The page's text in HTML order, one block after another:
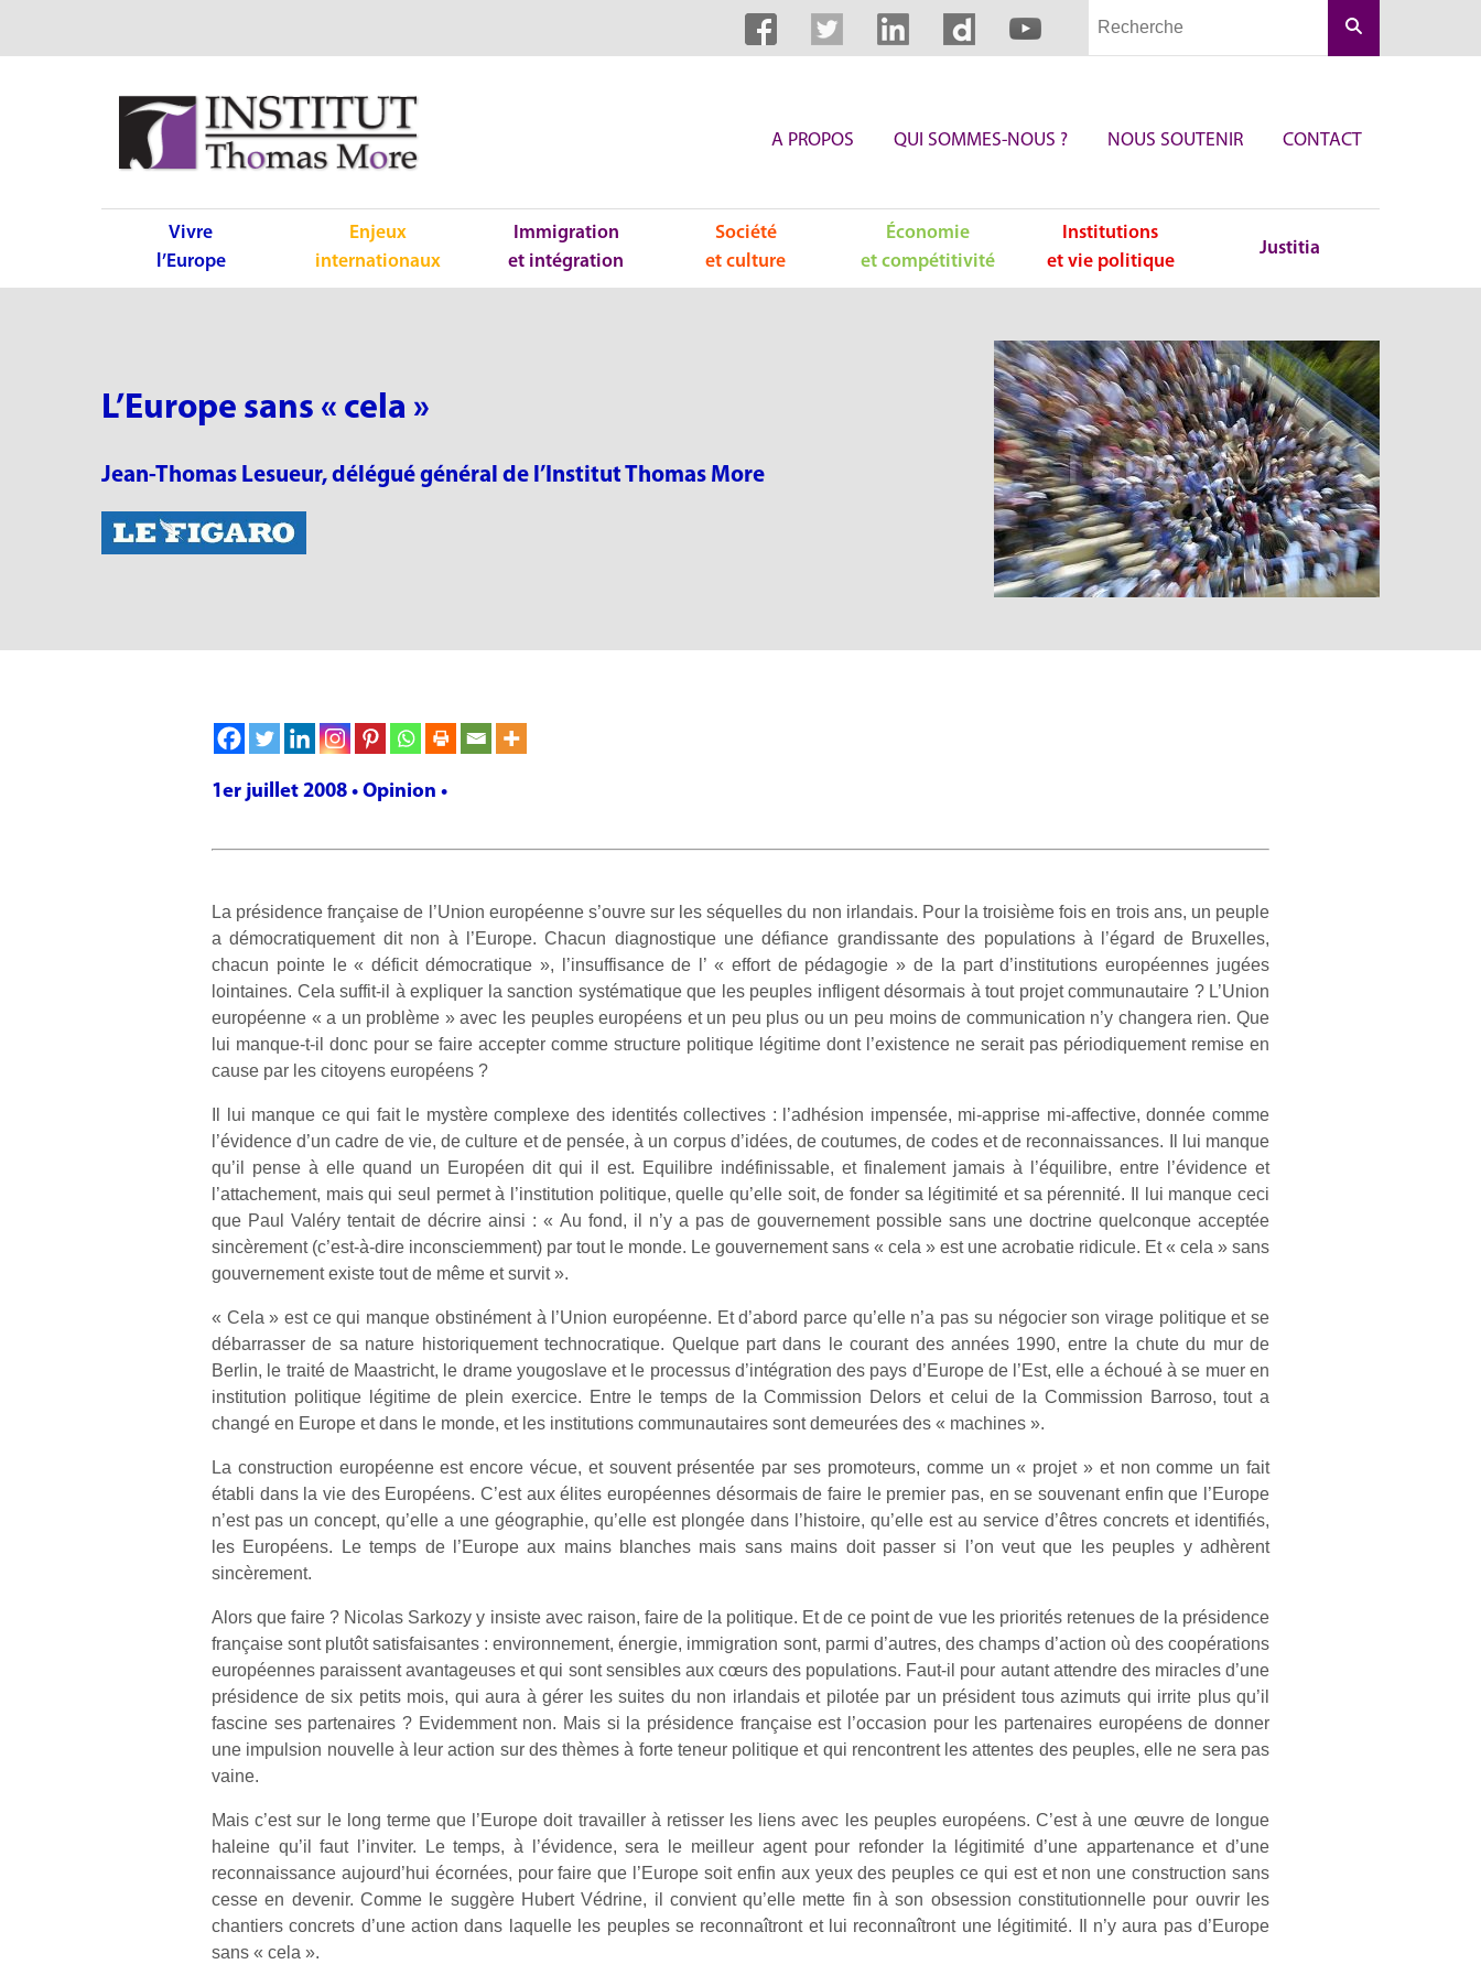
A PROPOS QUI SOMMES-NOUS ? NOUS SOUTENIR CONTACT
Vivre
l’Europe
Enjeux
internationaux
Immigration
et intégration
Société
et culture
Économie
et compétitivité
Institutions
et vie politique
Justitia
L’Europe sans « cela »
Jean-Thomas Lesueur, délégué général de l’Institut Thomas More
1er juillet 2008 • Opinion •
La présidence française de l’Union européenne s’ouvre sur les séquelles du non irlandais. Pour la troisième fois en trois ans, un peuple
a démocratiquement dit non à l’Europe. Chacun diagnostique une défiance grandissante des populations à l’égard de Bruxelles,
chacun pointe le « déficit démocratique », l’insuffisance de l’ « effort de pédagogie » de la part d’institutions européennes jugées
lointaines. Cela suffit-il à expliquer la sanction systématique que les peuples infligent désormais à tout projet communautaire ? L’Union
européenne « a un problème » avec les peuples européens et un peu plus ou un peu moins de communication n’y changera rien. Que
lui manque-t-il donc pour se faire accepter comme structure politique légitime dont l’existence ne serait pas périodiquement remise en
cause par les citoyens européens ?
Il lui manque ce qui fait le mystère complexe des identités collectives : l’adhésion impensée, mi-apprise mi-affective, donnée comme
l’évidence d’un cadre de vie, de culture et de pensée, à un corpus d’idées, de coutumes, de codes et de reconnaissances. Il lui manque
qu’il pense à elle quand un Européen dit qui il est. Equilibre indéfinissable, et finalement jamais à l’équilibre, entre l’évidence et
l’attachement, mais qui seul permet à l’institution politique, quelle qu’elle soit, de fonder sa légitimité et sa pérennité. Il lui manque ceci
que Paul Valéry tentait de décrire ainsi : « Au fond, il n’y a pas de gouvernement possible sans une doctrine quelconque acceptée
sincèrement (c’est-à-dire inconsciemment) par tout le monde. Le gouvernement sans « cela » est une acrobatie ridicule. Et « cela » sans
gouvernement existe tout de même et survit ».
« Cela » est ce qui manque obstinément à l’Union européenne. Et d’abord parce qu’elle n’a pas su négocier son virage politique et se
débarrasser de sa nature historiquement technocratique. Quelque part dans le courant des années 1990, entre la chute du mur de
Berlin, le traité de Maastricht, le drame yougoslave et le processus d’intégration des pays d’Europe de l’Est, elle a échoué à se muer en
institution politique légitime de plein exercice. Entre le temps de la Commission Delors et celui de la Commission Barroso, tout a
changé en Europe et dans le monde, et les institutions communautaires sont demeurées des « machines ».
La construction européenne est encore vécue, et souvent présentée par ses promoteurs, comme un « projet » et non comme un fait
établi dans la vie des Européens. C’est aux élites européennes désormais de faire le premier pas, en se souvenant enfin que l’Europe
n’est pas un concept, qu’elle a une géographie, qu’elle est plongée dans l’histoire, qu’elle est au service d’êtres concrets et identifiés,
les Européens. Le temps de l’Europe aux mains blanches mais sans mains doit passer si l’on veut que les peuples y adhèrent
sincèrement.
Alors que faire ? Nicolas Sarkozy y insiste avec raison, faire de la politique. Et de ce point de vue les priorités retenues de la présidence
française sont plutôt satisfaisantes : environnement, énergie, immigration sont, parmi d’autres, des champs d’action où des coopérations
européennes paraissent avantageuses et qui sont sensibles aux cœurs des populations. Faut-il pour autant attendre des miracles d’une
présidence de six petits mois, qui aura à gérer les suites du non irlandais et pilotée par un président tous azimuts qui irrite plus qu’il
fascine ses partenaires ? Evidemment non. Mais si la présidence française est l’occasion pour les partenaires européens de donner
une impulsion nouvelle à leur action sur des thèmes à forte teneur politique et qui rencontrent les attentes des peuples, elle ne sera pas
vaine.
Mais c’est sur le long terme que l’Europe doit travailler à retisser les liens avec les peuples européens. C’est à une œuvre de longue
haleine qu’il faut l’inviter. Le temps, à l’évidence, sera le meilleur agent pour refonder la légitimité d’une appartenance et d’une
reconnaissance aujourd’hui écornées, pour faire que l’Europe soit enfin aux yeux des peuples ce qui est et non une construction sans
cesse en devenir. Comme le suggère Hubert Védrine, il convient qu’elle mette fin à son obsession constitutionnelle pour ouvrir les
chantiers concrets d’une action dans laquelle les peuples se reconnaîtront et lui reconnaîtront une légitimité. Il n’y aura pas d’Europe
sans « cela ».